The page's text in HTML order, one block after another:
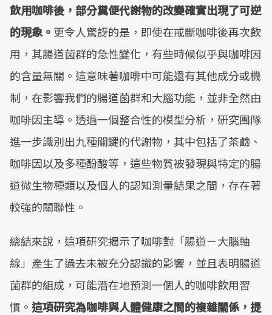
飲用咖啡後，部分糞便代謝物的改變確實出現了可逆
的現象。 更令人驚訝的是，即使在戒斷咖啡後再次飲
用，其腸道菌群的急性變化，有些時候似乎與咖啡因
的含量無關。這意味著咖啡中可能還有其他成分或機
制，在影響我們的腸道菌群和大腦功能，並非全然由
咖啡因主導。透過一個整合性的模型分析，研究團隊
進一步識別出九種關鍵的代謝物，其中包括了茶鹼、
咖啡因以及多種酚酸等，這些物質被發現與特定的腸
道微生物種類以及個人的認知測量結果之間，存在著
較強的關聯性。
總結來說，這項研究揭示了咖啡對「腸道－大腦軸
線」產生了過去未被充分認識的影響，並且表明腸道
菌群的組成，可能潛在地預測一個人的咖啡飲用習
慣。 這項研究為咖啡與人體健康之間的複雜關係，提